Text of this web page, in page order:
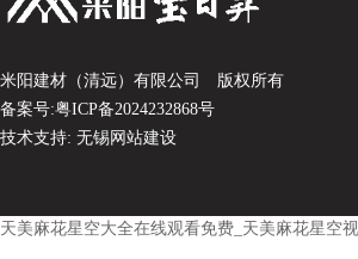
米阳建材（清远）有限公司
版权所有
备案号:粤ICP备2024232868号
技术支持: 无锡网站建设
天美麻花星空大全在线观看免费_天美麻花星空